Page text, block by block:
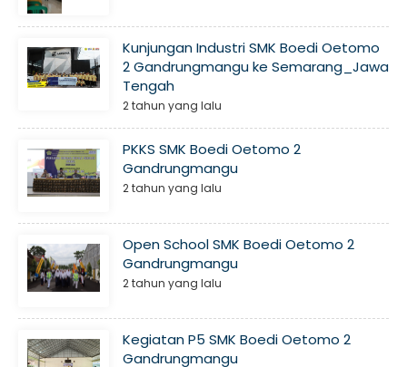
Kunjungan Industri SMK Boedi Oetomo
2 Gandrungmangu ke Semarang_Jawa
Tengah
2 tahun yang lalu
PKKS SMK Boedi Oetomo 2
Gandrungmangu
2 tahun yang lalu
Open School SMK Boedi Oetomo 2
Gandrungmangu
2 tahun yang lalu
Kegiatan P5 SMK Boedi Oetomo 2
Gandrungmangu